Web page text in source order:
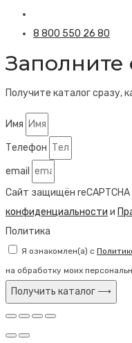
8 800 550 26 80
Получите каталог сразу,
Имя
Телефон
email
Сайт защищён
конфиденциальности и
Политика
Я ознакомлен(а) с
на обработку моих
Получить каталог ⟶